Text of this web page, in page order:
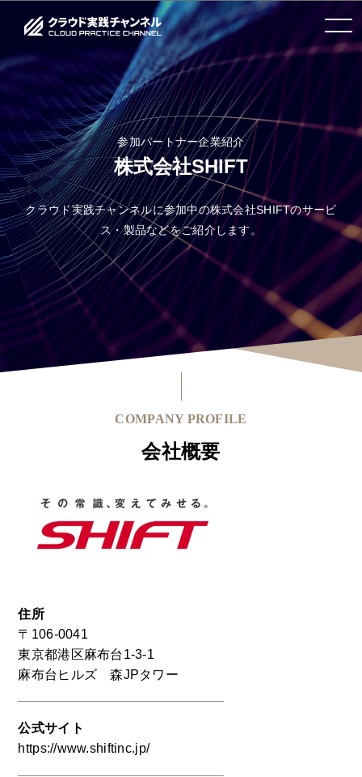
toggle
navigation
参加パートナー企業紹介
株式会社SHIFT
クラウド実践チャンネルに参加中の株式会社SHIFTのサービ
ス・製品などをご紹介します。
COMPANY PROFILE
会社概要
住所
〒106-0041
東京都港区麻布台1-3-1
麻布台ヒルズ 森JPタワー
公式サイト
https://www.shiftinc.jp/